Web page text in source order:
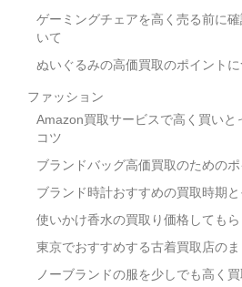
ゲーミングチェアを高く売る前に
いて
ぬいぐるみの高価買取のポイントに
ファッション
Amazon買取サービスで高く買いと
コツ
ブランドバッグ高価買取のためのポ
ブランド時計おすすめの買取時期
使いかけ香水の買取り価格しても
東京でおすすめする古着買取店の
ノーブランドの服を少しでも高く